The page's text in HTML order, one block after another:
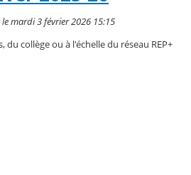
mardi 3 février 2026 15:15
du collège ou à l'échelle du réseau REP+